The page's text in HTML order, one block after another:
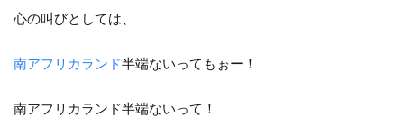
心の叫びとしては、
南アフリカランド半端ないってもぉー！
南アフリカランド半端ないって！